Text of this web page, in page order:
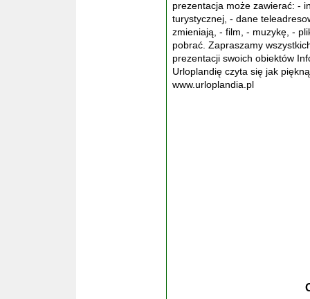
prezentacja może zawierać: -
turystycznej, - dane
zmieniają, - film, - muzykę, -
pobrać. Zapraszamy
prezentacji swoich obiektów
Urloplandię czyta się jak
www.urloplandia.pl